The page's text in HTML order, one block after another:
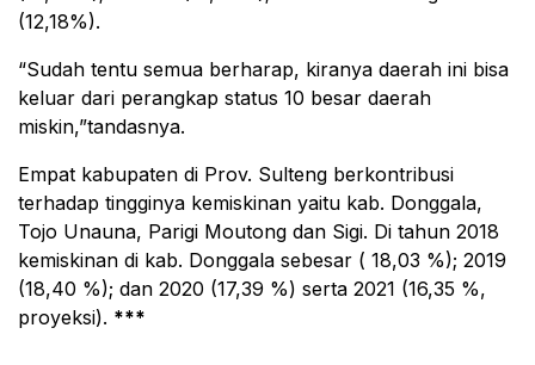
(12,18%).
“Sudah tentu semua berharap, kiranya daerah ini bisa
keluar dari perangkap status 10 besar daerah
miskin,”tandasnya.
Empat kabupaten di Prov. Sulteng berkontribusi
terhadap tingginya kemiskinan yaitu kab. Donggala,
Tojo Unauna, Parigi Moutong dan Sigi. Di tahun 2018
kemiskinan di kab. Donggala sebesar ( 18,03 %); 2019
(18,40 %); dan 2020 (17,39 %) serta 2021 (16,35 %,
proyeksi). ***